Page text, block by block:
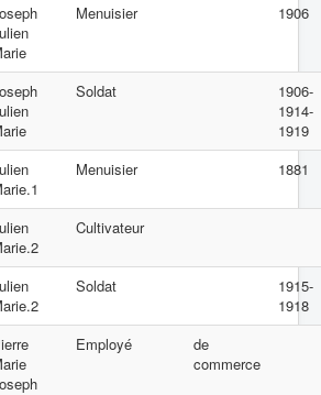
Menuisier 1906
Soldat
1906-
1914-
1919
Menuisier 1881
Cultivateur
Soldat
1915-
1918
Employé
de
commerce